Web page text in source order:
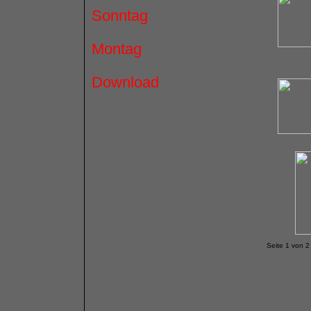
Sonntag
Montag
Download
Seite 1 von 2